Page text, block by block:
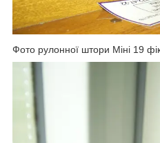
Фото рулонної штори Міні 19